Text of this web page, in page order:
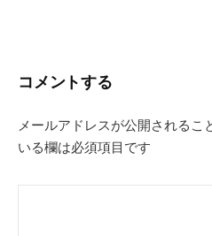
ョ
コメントする
メールアドレスが公開されるこ
いる欄は必須項目です